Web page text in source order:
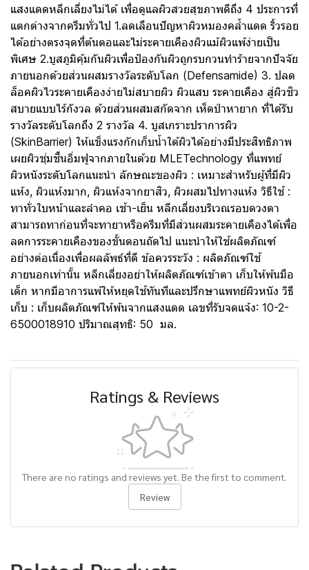
แสงแดดหลีกเลี่ยงไม่ได้ เพื่อดูแลผิวสวยสุขภาพดีถึง 4 ประการที่
แตกต่างจากครีมทั่วไป 1.ลดเลือนปัญหาผิวหมองคล้ำแดด ริ้วรอย
ได้อย่างตรงจุดที่ต้นตอและไม่ระคายเคืองผิวแม้ผิวแพ้ง่ายเป็น
พิเศษ 2.บูสภูมิคุ้มกันผิวเพื่อป้องกันผิวถูกรบกวนทำร้ายจากปัจจัย
ภายนอกด้วยส่วนผสมรางวัลระดับโลก (Defensamide) 3. ปลด
ล็อคผิวไวระคายเคืองง่ายไม่สบายผิว ผิวแสบ ระคายเคือง สู่ผิวชิว
สบายแบบไร้กังวล ด้วยส่วนผสมสกัดจาก เห็ดป่าหายาก ที่ได้รับ
รางวัลระดับโลกถึง 2 รางวัล 4. บูสเกราะปราการผิว
(SkinBarrier) ให้แข็งแรงกักเก็บน้ำใต้ผิวได้อย่างมีประสิทธิภาพ
เผยผิวชุ่มชื้นอิ่มฟูจากภายในด้วย MLETechnology ที่แพทย์
ผิวหนังระดับโลกแนะนำ ลักษณะของผิว : เหมาะสำหรับผู้ที่มีผิว
แห้ง, ผิวแห้งมาก, ผิวแห้งจากยาสิว, ผิวผสมไปทางแห้ง วิธีใช้ :
ทาทั่วใบหน้าและลำคอ เช้า-เย็น หลีกเลี่ยงบริเวณรอบดวงตา
สามารถทาก่อนที่จะทายาหรือครีมที่มีส่วนผสมระคายเคืองได้เพื่อ
ลดการระคายเคืองของขั้นตอนถัดไป แนะนำให้ใช้ผลิตภัณฑ์
อย่างต่อเนื่องเพื่อผลลัพธ์ที่ดี ข้อควรระวัง : ผลิตภัณฑ์ใช้
ภายนอกเท่านั้น หลีกเลี่ยงอย่าให้ผลิตภัณฑ์เข้าตา เก็บให้พ้นมือ
เด็ก หากมีอาการแพ้ให้หยุดใช้ทันทีและปรึกษาแพทย์ผิวหนัง วิธี
เก็บ : เก็บผลิตภัณฑ์ให้พ้นจากแสงแดด เลขที่รับจดแจ้ง: 10-2-
6500018910 ปริมาณสุทธิ: 50 มล.
Ratings & Reviews
There are no ratings and reviews yet. Be the first to comment.
Review